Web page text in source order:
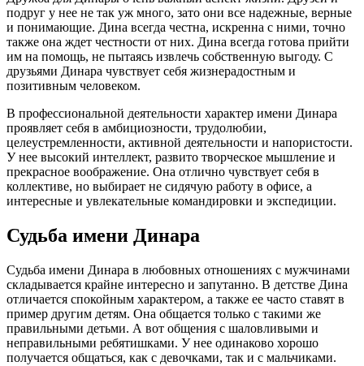
подруг у нее не так уж много, зато они все надежные, верные
и понимающие. Дина всегда честна, искренна с ними, точно
также она ждет честности от них. Дина всегда готова прийти
им на помощь, не пытаясь извлечь собственную выгоду. С
друзьями Динара чувствует себя жизнерадостным и
позитивным человеком.
В профессиональной деятельности характер имени Динара
проявляет себя в амбициозности, трудолюбии,
целеустремленности, активной деятельности и напористости.
У нее высокий интеллект, развито творческое мышление и
прекрасное воображение. Она отлично чувствует себя в
коллективе, но выбирает не сидячую работу в офисе, а
интересные и увлекательные командировки и экспедиции.
Судьба имени Динара
Судьба имени Динара в любовных отношениях с мужчинами
складывается крайне интересно и запутанно. В детстве Дина
отличается спокойным характером, а также ее часто ставят в
пример другим детям. Она общается только с такими же
правильными детьми. А вот общения с шаловливыми и
неправильными ребятишками. У нее одинаково хорошо
получается общаться, как с девочками, так и с мальчиками.